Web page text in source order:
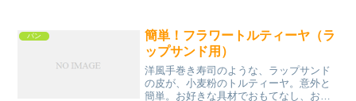
ｏｒ植物性コーヒーパウダー★水折込用
バター照り用卵...
パン
簡単！フラワートルティーヤ（ラ
ップサンド用）
洋風手巻き寿司のような、ラップサンド
の皮が、小麦粉のトルティーヤ。意外と
簡単。お好きな具材でおもてなし、お弁